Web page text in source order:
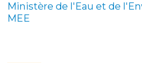
Ministère de l'Eau et de
MEE